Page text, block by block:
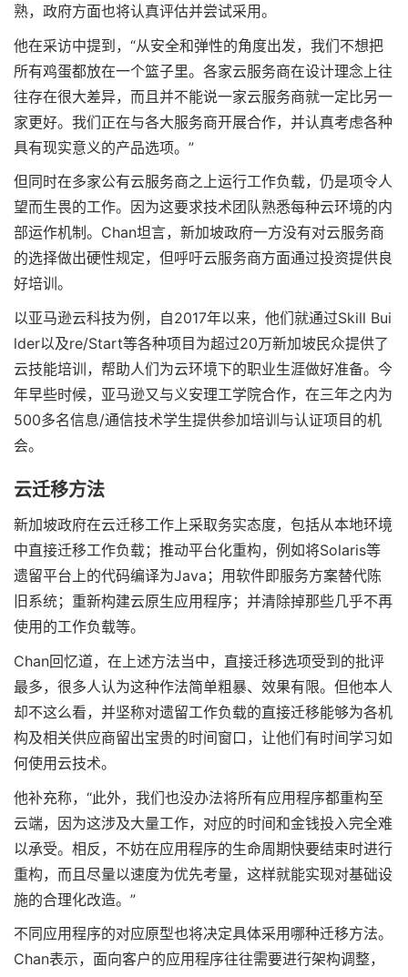
熟，政府方面也将认真评估并尝试采用。
他在采访中提到，“从安全和弹性的角度出发，我们不想把
所有鸡蛋都放在一个篮子里。各家云服务商在设计理念上往
往存在很大差异，而且并不能说一家云服务商就一定比另一
家更好。我们正在与各大服务商开展合作，并认真考虑各种
具有现实意义的产品选项。”
但同时在多家公有云服务商之上运行工作负载，仍是项令人
望而生畏的工作。因为这要求技术团队熟悉每种云环境的内
部运作机制。Chan坦言，新加坡政府一方没有对云服务商
的选择做出硬性规定，但呼吁云服务商方面通过投资提供良
好培训。
以亚马逊云科技为例，自2017年以来，他们就通过Skill Bui
lder以及re/Start等各种项目为超过20万新加坡民众提供了
云技能培训，帮助人们为云环境下的职业生涯做好准备。今
年早些时候，亚马逊又与义安理工学院合作，在三年之内为
500多名信息/通信技术学生提供参加培训与认证项目的机
会。
云迁移方法
新加坡政府在云迁移工作上采取务实态度，包括从本地环境
中直接迁移工作负载；推动平台化重构，例如将Solaris等
遗留平台上的代码编译为Java；用软件即服务方案替代陈
旧系统；重新构建云原生应用程序；并清除掉那些几乎不再
使用的工作负载等。
Chan回忆道，在上述方法当中，直接迁移选项受到的批评
最多，很多人认为这种作法简单粗暴、效果有限。但他本人
却不这么看，并坚称对遗留工作负载的直接迁移能够为各机
构及相关供应商留出宝贵的时间窗口，让他们有时间学习如
何使用云技术。
他补充称，“此外，我们也没办法将所有应用程序都重构至
云端，因为这涉及大量工作，对应的时间和金钱投入完全难
以承受。相反，不妨在应用程序的生命周期快要结束时进行
重构，而且尽量以速度为优先考量，这样就能实现对基础设
施的合理化改造。”
不同应用程序的对应原型也将决定具体采用哪种迁移方法。
Chan表示，面向客户的应用程序往往需要进行架构调整，